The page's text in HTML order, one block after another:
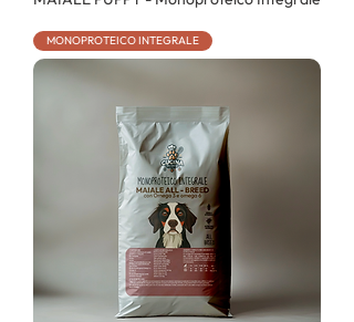
MONOPROTEICO INTEGRALE